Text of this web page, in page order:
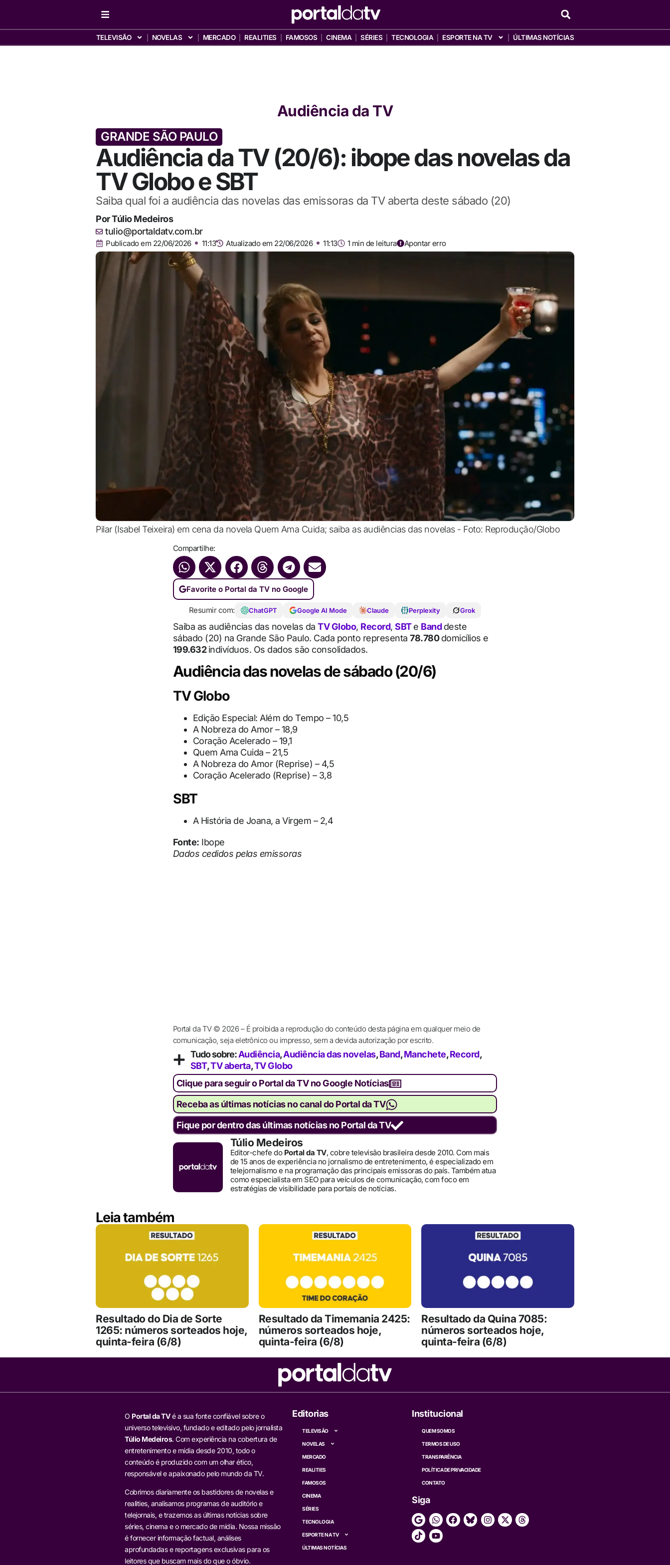
TELEVISÃO NOVELAS MERCADO REALITIES FAMOSOS CINEMA SÉRIES TECNOLOGIA ESPORTE NA TV ÚLTIMAS NOTÍCIAS
Audiência da TV
GRANDE SÃO PAULO
Audiência da TV (20/6): ibope das novelas da
TV Globo e SBT
Saiba qual foi a audiência das novelas das emissoras da TV aberta deste sábado (20)
PorTúlio Medeiros
tulio@portaldatv.com.br
Publicado em 22/06/2026 11:13 Atualizado em 22/06/2026 11:13 1 min de leitura Apontar erro
Pilar (Isabel Teixeira) em cena da novela Quem Ama Cuida; saiba as audiências das novelas - Foto: Reprodução/Globo
Compartilhe:
Favorite o Portal da TV no Google
Resumir com: ChatGPT Google AI Mode Claude Perplexity Grok
Saiba as audiências das novelas da TV Globo, Record, SBTe Banddeste
sábado (20) na Grande São Paulo. Cada ponto representa 78.780domicílios e
199.632indivíduos. Os dados são consolidados.
Audiência das novelas de sábado (20/6)
TV Globo
Edição Especial: Além do Tempo – 10,5
A Nobreza do Amor – 18,9
Coração Acelerado – 19,1
Quem Ama Cuida – 21,5
A Nobreza do Amor (Reprise) – 4,5
Coração Acelerado (Reprise) – 3,8
SBT
A História de Joana, a Virgem – 2,4
Fonte: Ibope
Dados cedidos pelas emissoras
Portal da TV © 2026 – É proibida a reprodução do conteúdo desta página em qualquer meio de
comunicação, seja eletrônico ou impresso, sem a devida autorização por escrito.
Tudo sobre:Audiência,Audiência das novelas,Band,Manchete,Record,
SBT,TV aberta,TV Globo
Clique para seguir o Portal da TV no Google Notícias
Receba as últimas notícias no canal do Portal da TV
Fique por dentro das últimas notícias no Portal da TV
Túlio Medeiros
Editor-chefe do Portal da TV, cobre televisão brasileira desde 2010. Com mais
de 15 anos de experiência no jornalismo de entretenimento, é especializado em
telejornalismo e na programação das principais emissoras do país. Também atua
como especialista em SEO para veículos de comunicação, com foco em
estratégias de visibilidade para portais de notícias.
Leia também
Resultado do Dia de Sorte
1265: números sorteados hoje,
quinta-feira (6/8)
Resultado da Timemania 2425:
números sorteados hoje,
quinta-feira (6/8)
Resultado da Quina 7085:
números sorteados hoje,
quinta-feira (6/8)
O Portal da TVé a sua fonte confiável sobre o
universo televisivo, fundado e editado pelo jornalista
Túlio Medeiros. Com experiência na cobertura de
entretenimento e mídia desde 2010, todo o
conteúdo é produzido com um olhar ético,
responsável e apaixonado pelo mundo da TV.
Cobrimos diariamente os bastidores de novelas e
realities, analisamos programas de auditório e
telejornais, e trazemos as últimas notícias sobre
séries, cinema e o mercado de mídia. Nossa missão
é fornecer informação factual, análises
aprofundadas e reportagens exclusivas para os
leitores que buscam mais do que o óbvio.
Editorias
TELEVISÃO
NOVELAS
MERCADO
REALITIES
FAMOSOS
CINEMA
SÉRIES
TECNOLOGIA
ESPORTE NA TV
ÚLTIMAS NOTÍCIAS
Institucional
QUEM SOMOS
TERMOS DE USO
TRANSPARÊNCIA
POLÍTICA DE PRIVACIDADE
CONTATO
Siga